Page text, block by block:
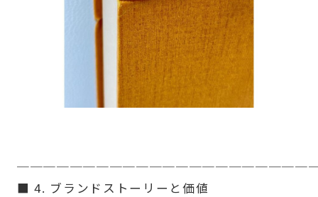
■ 4. ブランドストーリーと価値